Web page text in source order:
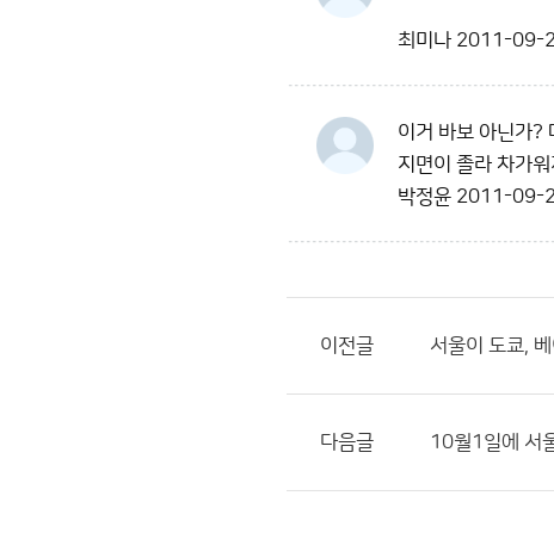
최미나 2011-09-
이거 바보 아닌가?
지면이 졸라 차가
박정윤 2011-09-
이전글 서울이 도쿄,
다음글 10월1일에 서